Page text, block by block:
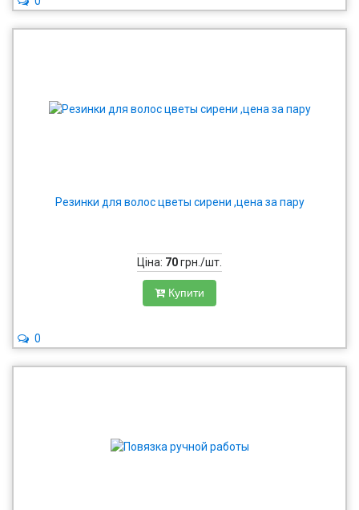
Резинки для волос цветы сирени ,цена за пару
Ціна: 70грн./шт.
Купити
0